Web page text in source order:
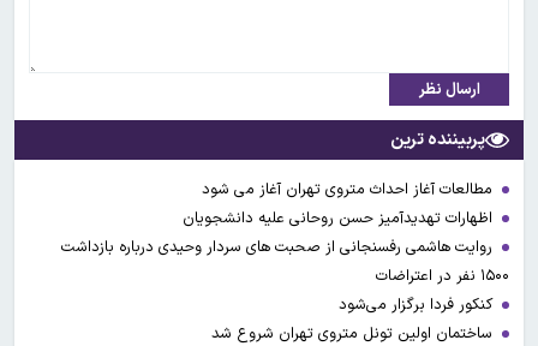
ارسال نظر
پربیننده ترین
مطالعات آغاز احداث متروی تهران آغاز می شود
اظهارات تهدیدآمیز حسن روحانی علیه دانشجویان
روایت هاشمی رفسنجانی از صحبت های سردار وحیدی درباره بازداشت
۱۵۰۰ نفر در اعتراضات
کنکور فردا برگزار می‌شود
ساختمان اولین تونل متروی تهران شروع شد